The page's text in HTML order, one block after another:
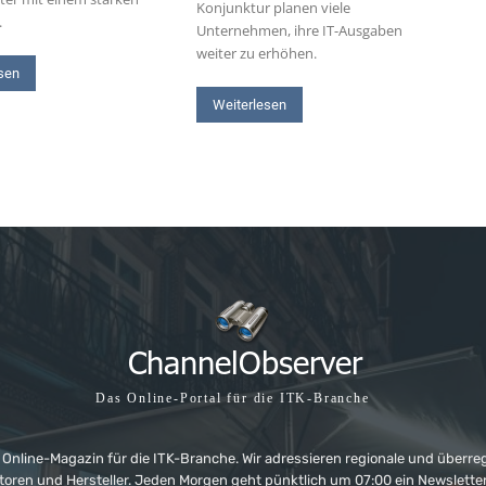
Konjunktur planen viele
Unternehmen, ihre IT-Ausgaben
weiter zu erhöhen.
Weiterlesen
Das Online-Portal für die ITK-Branche
Magazin für die ITK-Branche. Wir adressieren regionale und
und Hersteller. Jeden Morgen geht pünktlich um 07:00 ein